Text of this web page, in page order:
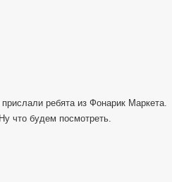
ребята из Фонарик Маркета.
что будем посмотреть.